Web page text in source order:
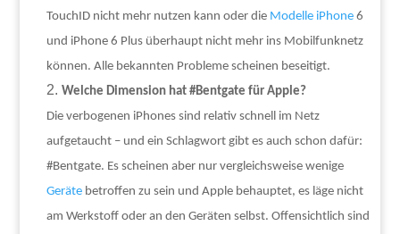
TouchID nicht mehr nutzen kann oder die Modelle iPhone 6
und iPhone 6 Plus überhaupt nicht mehr ins Mobilfunknetz
können. Alle bekannten Probleme scheinen beseitigt.
Welche Dimension hat #Bentgate für Apple?
Die verbogenen iPhones sind relativ schnell im Netz
aufgetaucht – und ein Schlagwort gibt es auch schon dafür:
#Bentgate. Es scheinen aber nur vergleichsweise wenige
Geräte betroffen zu sein und Apple behauptet, es läge nicht
am Werkstoff oder an den Geräten selbst. Offensichtlich sind